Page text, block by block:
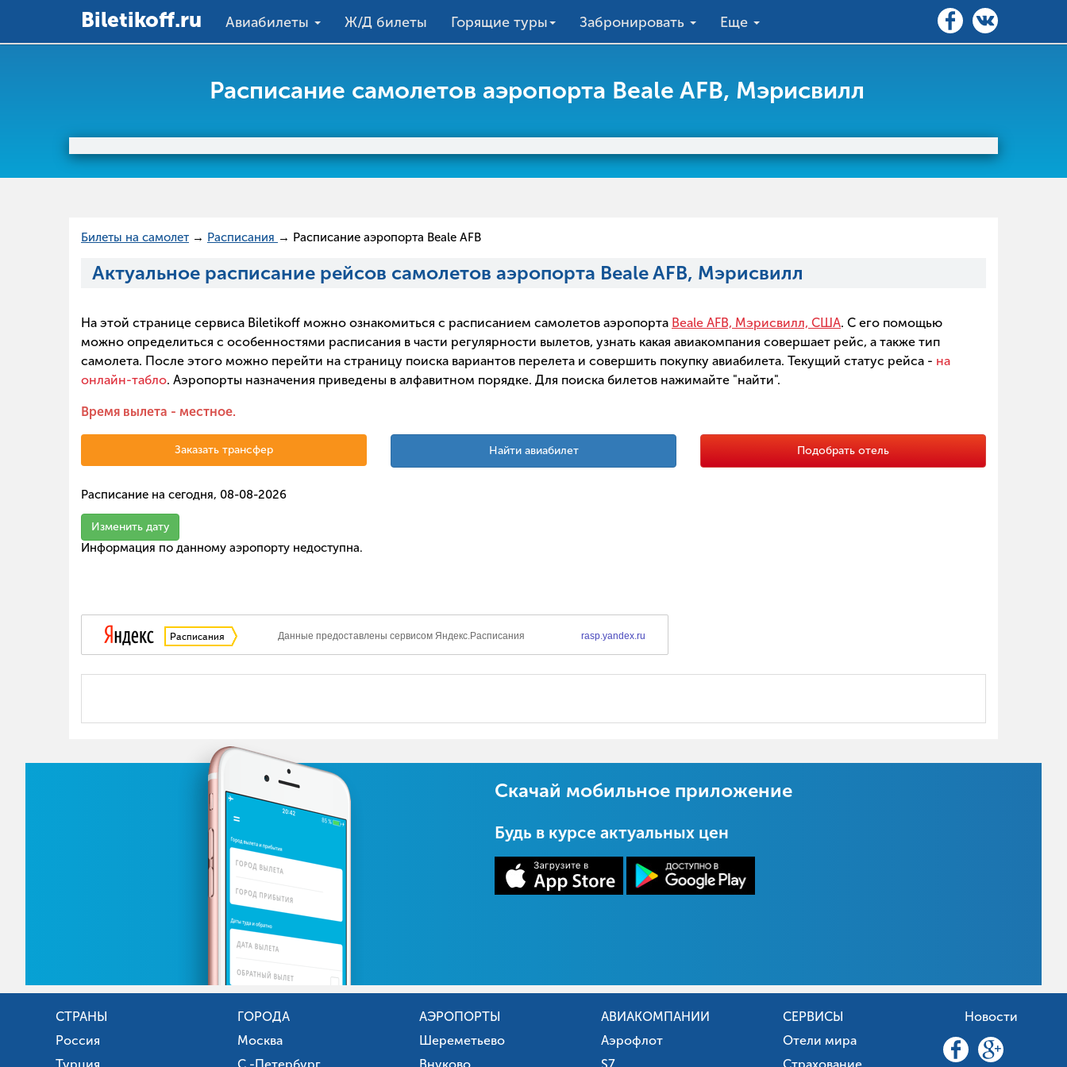
Вiletikoff.ru Авиабилеты Ж/Д билеты Горящие туры Забронировать Еще
Расписание самолетов аэропорта Beale AFB, Мэрисвилл
Билеты на самолет → Расписания → Расписание аэропорта Beale AFB
Актуальное расписание рейсов самолетов аэропорта Beale AFB, Мэрисвилл
На этой странице сервиса Biletikoff можно ознакомиться с расписанием самолетов аэропорта Beale AFB, Мэрисвилл, США. С его помощью
можно определиться с особенностями расписания в части регулярности вылетов, узнать какая авиакомпания совершает рейс, а также тип
самолета. После этого можно перейти на страницу поиска вариантов перелета и совершить покупку авиабилета. Текущий статус рейса - на
онлайн-табло. Аэропорты назначения приведены в алфавитном порядке. Для поиска билетов нажимайте "найти".
Время вылета - местное.
Заказать трансфер Найти авиабилет Подобрать отель
Расписание на сегодня, 08-08-2026
Изменить дату
Информация по данному аэропорту недоступна.
Скачай мобильное приложение
Будь в курсе актуальных цен
СТРАНЫ
Россия
ГОРОДА
Москва
АЭРОПОРТЫ
Шереметьево
АВИАКОМПАНИИ
Аэрофлот
СЕРВИСЫ
Отели мира
Новости